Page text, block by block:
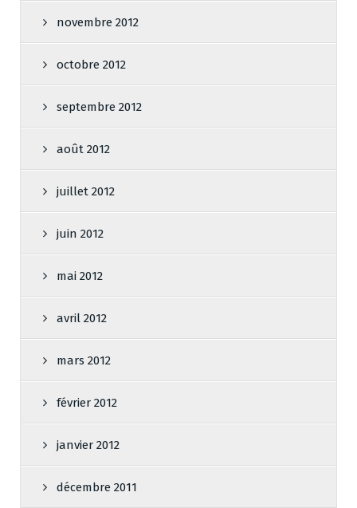
novembre 2012
octobre 2012
septembre 2012
août 2012
juillet 2012
juin 2012
mai 2012
avril 2012
mars 2012
février 2012
janvier 2012
décembre 2011